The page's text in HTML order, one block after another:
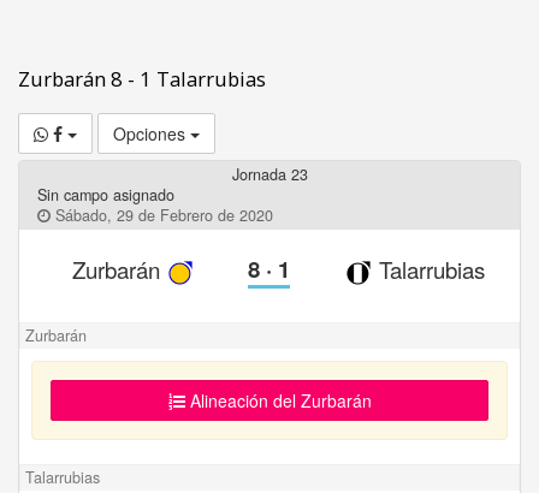
Zurbarán 8 - 1 Talarrubias
Opciones
Jornada 23
Sin campo asignado
Sábado, 29 de Febrero de 2020
Zurbarán 8 · 1 Talarrubias
Zurbarán
Alineación del Zurbarán
Talarrubias